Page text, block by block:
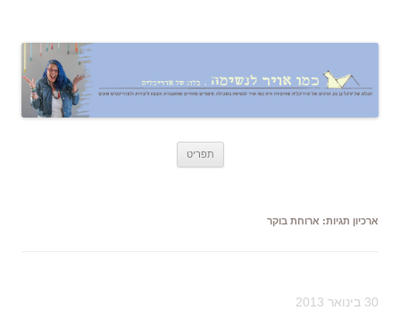
תפריט
ארכיון תגיות: ארוחת בוקר
30 בינואר 2013